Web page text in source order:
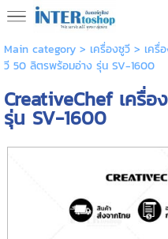
Main category> เครื่องซูวี> เครื่
วี 50 ลิตรพร้อมอ่าง รุ่น SV-1600
CreativeChef เครื่
รุ่น SV-1600